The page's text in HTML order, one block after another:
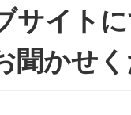
サイト
聞かせ